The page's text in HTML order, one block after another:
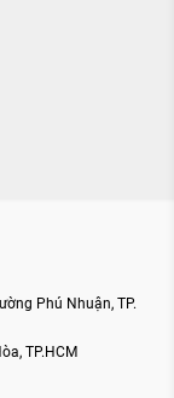
Phú Nhuận, TP.
TP.HCM